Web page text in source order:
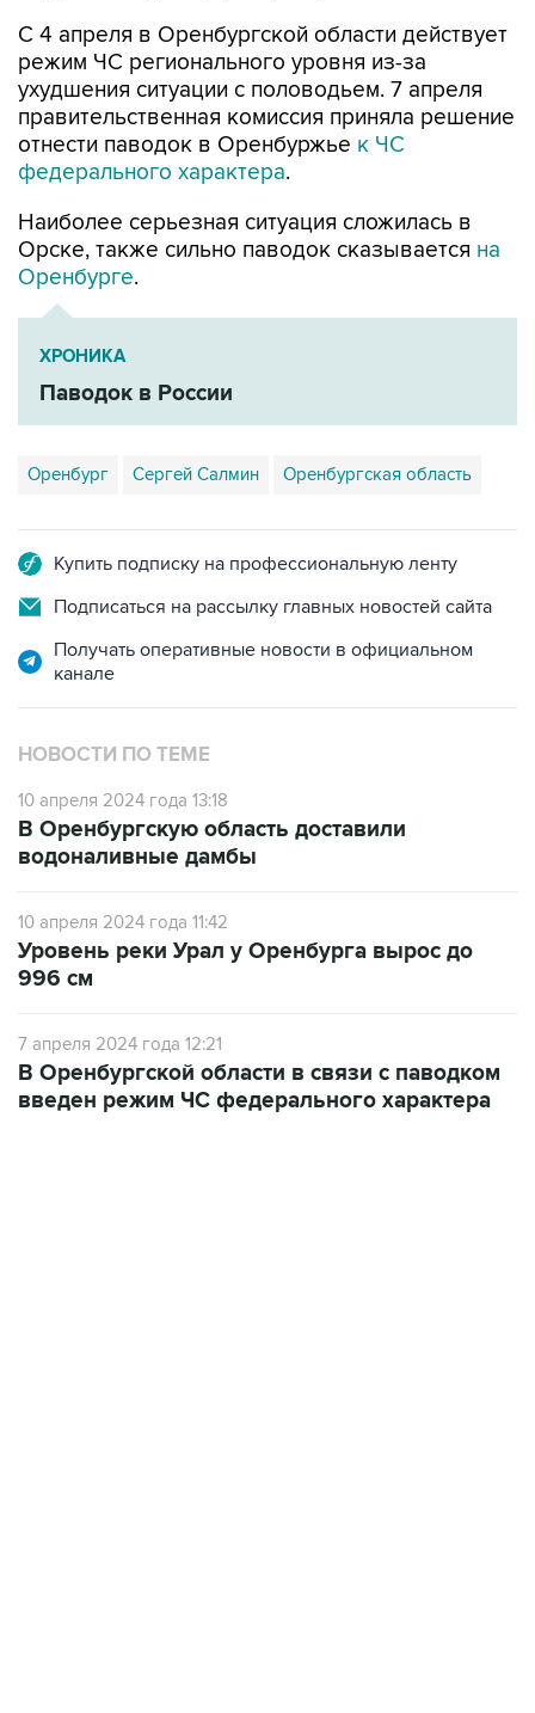
С 4 апреля в Оренбургской области действует
режим ЧС регионального уровня из-за
ухудшения ситуации с половодьем. 7 апреля
правительственная комиссия приняла решение
отнести паводок в Оренбуржье к ЧС
федерального характера.
Наиболее серьезная ситуация сложилась в
Орске, также сильно паводок сказывается на
Оренбурге.
ХРОНИКА
Паводок в России
Оренбург Сергей Салмин Оренбургская область
Купить подписку на профессиональную ленту
Подписаться на рассылку главных новостей сайта
Получать оперативные новости в официальном
канале
НОВОСТИ ПО ТЕМЕ
10 апреля 2024 года 13:18
В Оренбургскую область доставили
водоналивные дамбы
10 апреля 2024 года 11:42
Уровень реки Урал у Оренбурга вырос до
996 см
7 апреля 2024 года 12:21
В Оренбургской области в связи с паводком
введен режим ЧС федерального характера